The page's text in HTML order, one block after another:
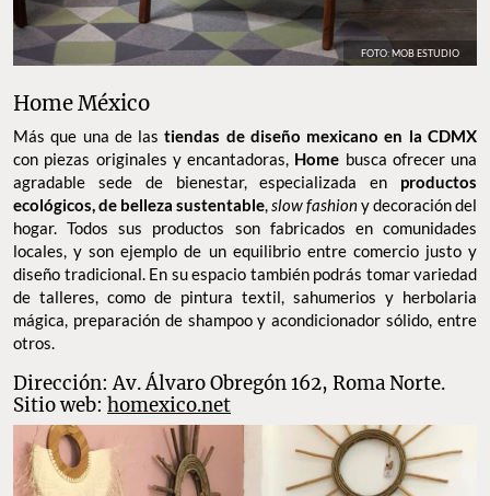
FOTO: MOB ESTUDIO
Home México
Más que una de lastiendas de diseño mexicano en la CDMX
con piezas originales y encantadoras, Home busca ofrecer una
agradable sede de bienestar, especializada en productos
ecológicos, de belleza sustentable,slow fashiony decoración del
hogar. Todos sus productos son fabricados en comunidades
locales, y son ejemplo de un equilibrio entre comercio justo y
diseño tradicional. En su espacio también podrás tomar variedad
de talleres, como de pintura textil, sahumerios y herbolaria
mágica, preparación de shampoo y acondicionador sólido, entre
otros.
Dirección: Av. Álvaro Obregón 162, Roma Norte.
Sitio web: homexico.net